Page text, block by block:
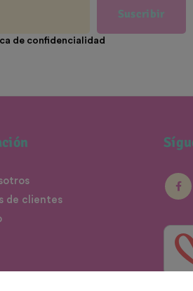
Suscribir
de confidencialidad
de clientes